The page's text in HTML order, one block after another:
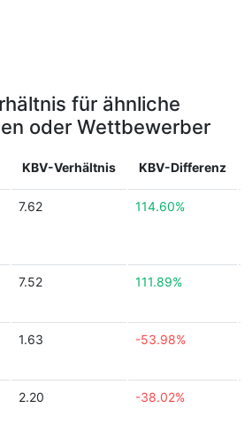
für ähnliche
oder Wettbewerber
KBV-Verhältnis KBV-Differenz
7.62 114.60%
7.52 111.89%
1.63 -53.98%
2.20 -38.02%